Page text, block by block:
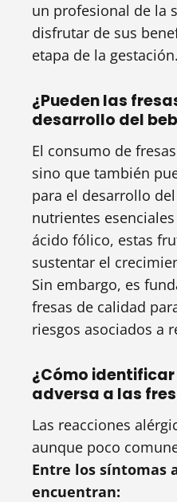
un profesional de la
disfrutar de sus
etapa de la gestación.
¿Pueden las
desarrollo del
El consumo de
sino que también
para el desarrollo
nutrientes
ácido fólico, estas
sustentar el
Sin embargo, es
fresas de calidad
riesgos asociados a
¿Cómo
adversa a las
Las reacciones
aunque poco
Entre los síntomas
encuentran: